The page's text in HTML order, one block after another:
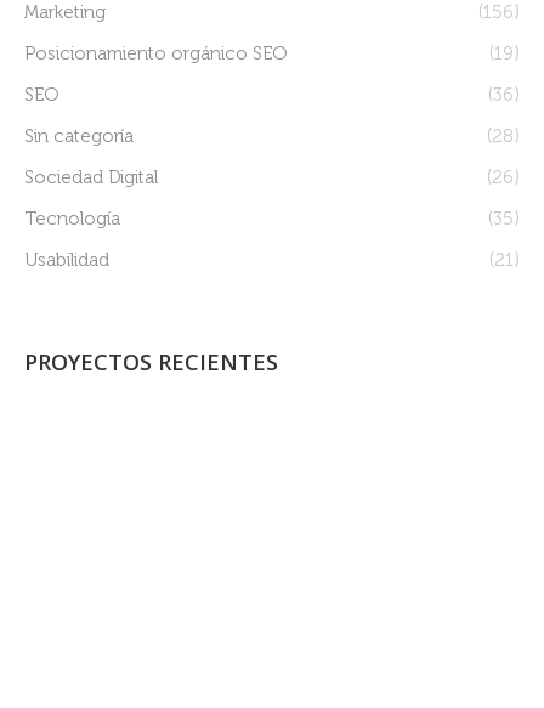
Marketing
(156)
Posicionamiento orgánico SEO
(19)
SEO
(36)
Sin categoría
(28)
Sociedad Digital
(26)
Tecnología
(35)
Usabilidad
(21)
PROYECTOS RECIENTES